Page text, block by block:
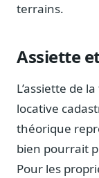
Affaires
Cabinets,
Affaires
Fédérations
terrains.
Assiette
L’assiette de
locative
théorique
bien pourrait
Pour les